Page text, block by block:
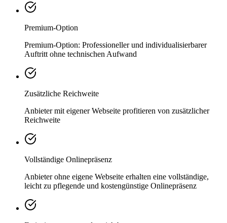
Premium-Option
Premium-Option: Professioneller und individualisierbarer
Auftritt ohne technischen Aufwand
Zusätzliche Reichweite
Anbieter mit eigener Webseite profitieren von zusätzlicher
Reichweite
Vollständige Onlinepräsenz
Anbieter ohne eigene Webseite erhalten eine vollständige,
leicht zu pflegende und kostengünstige Onlinepräsenz